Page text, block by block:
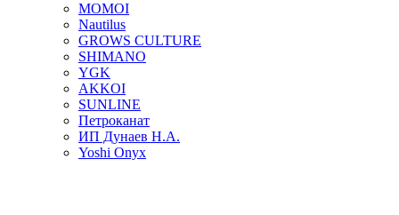
MOMOI
Nautilus
GROWS CULTURE
SHIMANO
YGK
AKKOI
SUNLINE
Петроканат
ИП Дунаев Н.А.
Yoshi Onyx